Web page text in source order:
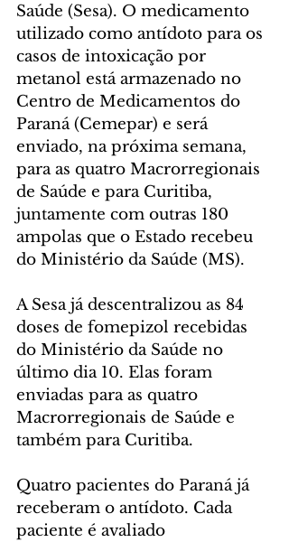
Saúde (Sesa). O medicamento
utilizado como antídoto para os
casos de intoxicação por
metanol está armazenado no
Centro de Medicamentos do
Paraná (Cemepar) e será
enviado, na próxima semana,
para as quatro Macrorregionais
de Saúde e para Curitiba,
juntamente com outras 180
ampolas que o Estado recebeu
do Ministério da Saúde (MS).
A Sesa já descentralizou as 84
doses de fomepizol recebidas
do Ministério da Saúde no
último dia 10. Elas foram
enviadas para as quatro
Macrorregionais de Saúde e
também para Curitiba.
Quatro pacientes do Paraná já
receberam o antídoto. Cada
paciente é avaliado